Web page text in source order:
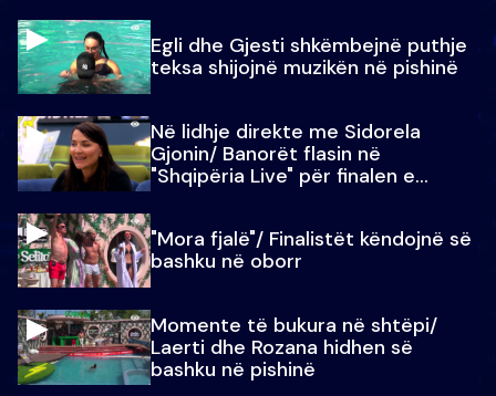
Egli dhe Gjesti shkëmbejnë puthje
teksa shijojnë muzikën në pishinë
Në lidhje direkte me Sidorela
Gjonin/ Banorët flasin në
"Shqipëria Live" për finalen e
"Mora fjalë"/ Finalistët këndojnë së
bashku në oborr
Momente të bukura në shtëpi/
Laerti dhe Rozana hidhen së
bashku në pishinë